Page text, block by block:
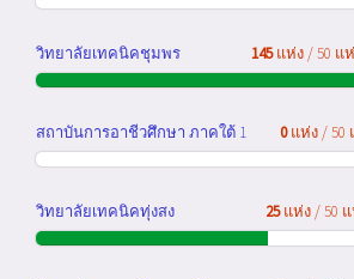
วิทยาลัยเทคนิคชุมพร 145แห่ง / 50 แ
สถาบันการอาชีวศึกษา ภาคใต้ 1 0แห่ง / 50
วิทยาลัยเทคนิคทุ่งสง 25แห่ง / 50